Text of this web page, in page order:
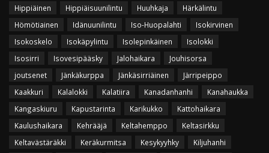
Hippiäinen
Hippiäisuunilintu Huuhkaja
Härkälintu
Hömötiainen
Idänuunilintu Iso-Huopalahti
Isokirvinen
Isokoskelo
Isokäpylintu Isolepinkäinen
Isolokki
Isosirri
Isovesipääsky Jalohaikara
Jouhisorsa
joutsenet
Jänkäkurppa Jänkäsirriäinen
Järripeippo
Kaakkuri
Kalalokki Kalatiira Kanadanhanhi
Kanahaukka
Kangaskiuru
Kapustarinta Karikukko
Kattohaikara
Kaulushaikara
Kehrääjä Keltahemppo
Keltasirkku
Keltavästäräkki
Keräkurmitsa Kesykyyhky
Kiljuhanhi